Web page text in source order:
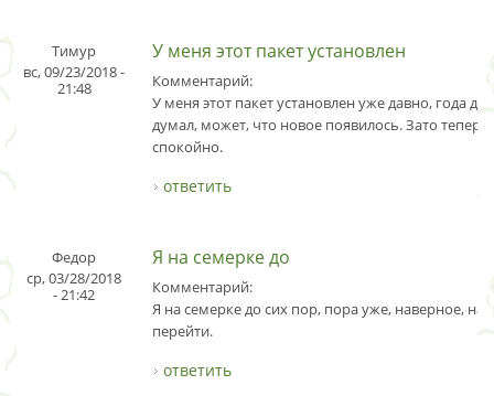
Тимур
вс, 09/23/2018 -
21:48
У меня этот пакет установлен
Комментарий:
У меня этот пакет установлен уже давно, года
думал, может, что новое появилось. Зато
спокойно.
ответить
Федор
ср, 03/28/2018
- 21:42
Я на семерке до
Комментарий:
Я на семерке до сих пор, пора уже, наверное, на
перейти.
ответить